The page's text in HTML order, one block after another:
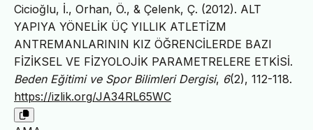
Cicioğlu, İ., Orhan, Ö., & Çelenk, Ç. (2012). ALT
YAPIYA YÖNELİK ÜÇ YILLIK ATLETİZM
ANTREMANLARININ KIZ ÖĞRENCİLERDE BAZI
FİZİKSEL VE FİZYOLOJİK PARAMETRELERE ETKİSİ.
Beden Eğitimi ve Spor Bilimleri Dergisi, 6(2), 112-118.
https://izlik.org/JA34RL65WC